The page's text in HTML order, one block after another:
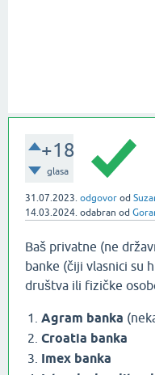
+18
glasa
31.07.2023. odgovor od
14.03.2024. odabran od
Baš privatne (ne
banke (čiji vlasnici su
društva ili fizičke
Agram banka
Croatia banka
Imex banka